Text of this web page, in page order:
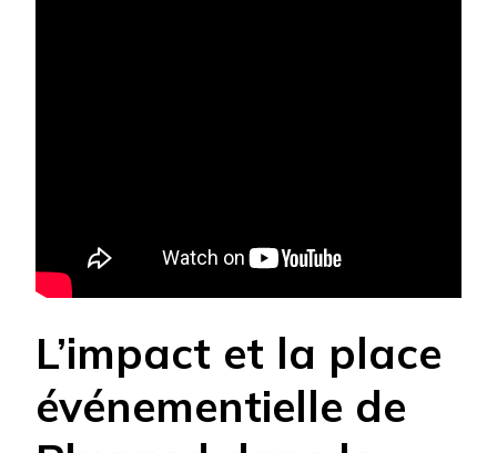
L’impact et la place
événementielle de